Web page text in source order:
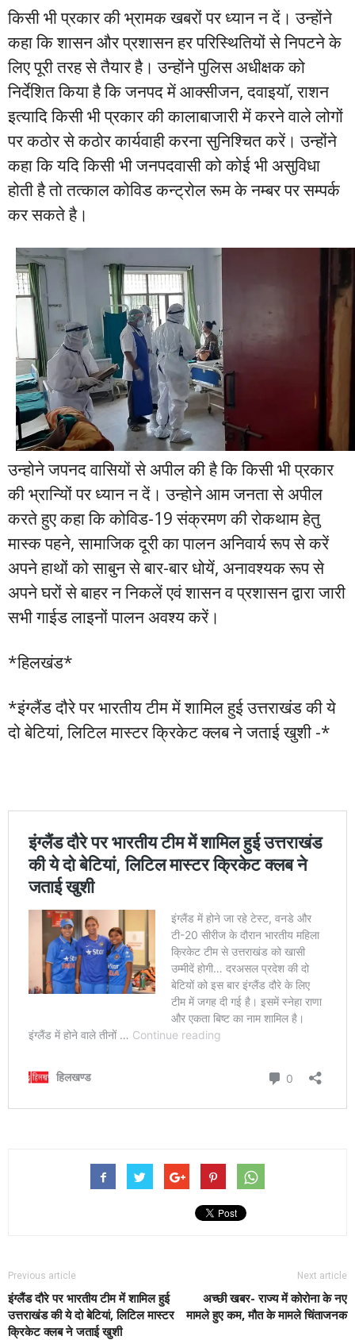
किसी भी प्रकार की भ्रामक खबरों पर ध्यान न दें। उन्होंने
कहा कि शासन और प्रशासन हर परिस्थितियों से निपटने के
लिए पूरी तरह से तैयार है। उन्होंने पुलिस अधीक्षक को
निर्देशित किया है कि जनपद में आक्सीजन, दवाइयाॅ, राशन
इत्यादि किसी भी प्रकार की कालाबाजारी में करने वाले लोगों
पर कठोर से कठोर कार्यवाही करना सुनिश्चित करें। उन्होंने
कहा कि यदि किसी भी जनपदवासी को कोई भी असुविधा
होती है तो तत्काल कोविड कन्ट्रोल रूम के नम्बर पर सम्पर्क
कर सकते है।
उन्होने जपनद वासियों से अपील की है कि किसी भी प्रकार
की भ्रान्यिों पर ध्यान न दें। उन्होने आम जनता से अपील
करते हुए कहा कि कोविड-19 संक्रमण की रोकथाम हेतु
मास्क पहने, सामाजिक दूरी का पालन अनिवार्य रूप से करें
अपने हाथों को साबुन से बार-बार धोयें, अनावश्यक रूप से
अपने घरों से बाहर न निकलें एवं शासन व प्रशासन द्वारा जारी
सभी गाईड लाइनों पालन अवश्य करें।
*हिलखंड*
*इंग्लैंड दौरे पर भारतीय टीम में शामिल हुई उत्तराखंड की ये
दो बेटियां, लिटिल मास्टर क्रिकेट क्लब ने जताई खुशी -*
Previous article
इंग्लैंड दौरे पर भारतीय टीम में शामिल हुई
उत्तराखंड की ये दो बेटियां, लिटिल मास्टर
क्रिकेट क्लब ने जताई खुशी
Next article
अच्छी खबर- राज्य में कोरोना के नए
मामले हुए कम, मौत के मामले चिंताजनक